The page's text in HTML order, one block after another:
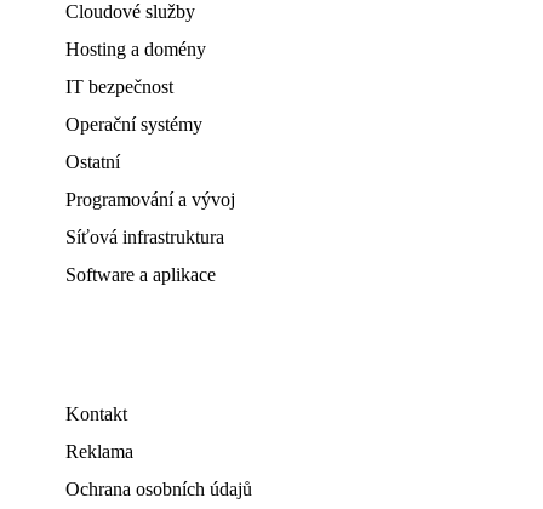
Cloudové služby
Hosting a domény
IT bezpečnost
Operační systémy
Ostatní
Programování a vývoj
Síťová infrastruktura
Software a aplikace
Kontakt
Reklama
Ochrana osobních údajů